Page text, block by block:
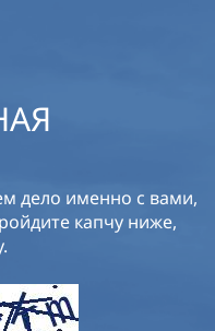
дело именно с вами,
капчу ниже,